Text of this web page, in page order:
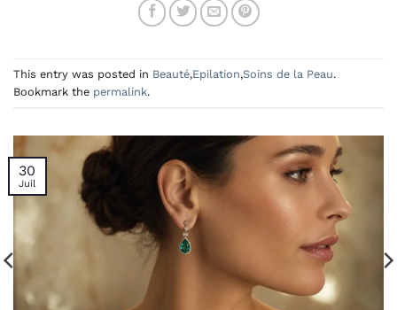
This entry was posted in Beauté,Epilation,Soins de la Peau.
Bookmark the permalink.
30
Juil